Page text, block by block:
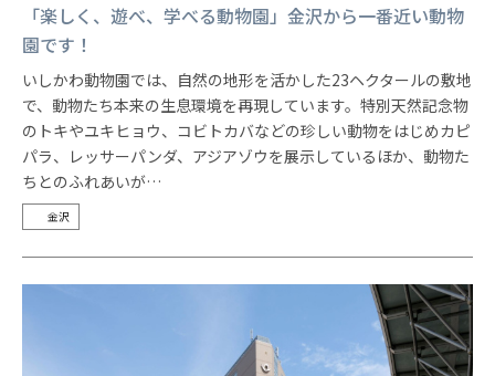
「楽しく、遊べ、学べる動物園」金沢から一番近い動物
園です！
いしかわ動物園では、自然の地形を活かした23ヘクタールの敷地
で、動物たち本来の生息環境を再現しています。特別天然記念物
のトキやユキヒョウ、コビトカバなどの珍しい動物をはじめカピ
パラ、レッサーパンダ、アジアゾウを展示しているほか、動物た
ちとのふれあいが…
金沢